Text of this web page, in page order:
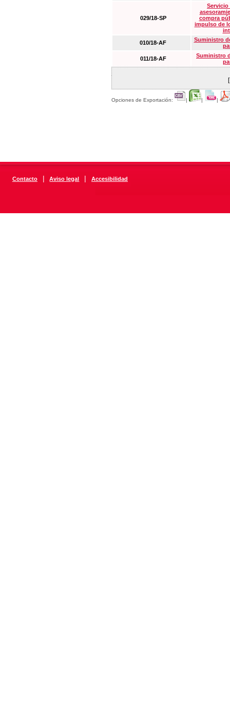
029/18-SP
Servicio
compra
impulso de
010/18-AF
Suministro
011/18-AF
Suministro
Opciones de Exportación: | | |
Contacto | Aviso legal | Accesibilidad